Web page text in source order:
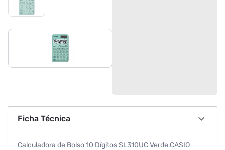
Ficha Técnica
Calculadora de Bolso 10 Dígitos SL310UC Verde CASIO